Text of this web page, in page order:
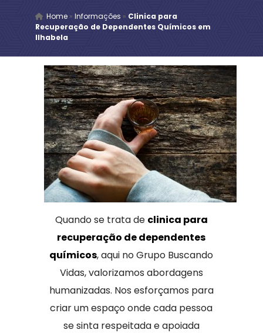
Home» Informações » Clinica para
Recuperação de Dependentes Químicos em
Ilhabela
Quando se trata de clinica para
recuperação de dependentes
químicos, aqui no Grupo Buscando
Vidas, valorizamos abordagens
humanizadas. Nos esforçamos para
criar um espaço onde cada pessoa
se sinta respeitada e apoiada